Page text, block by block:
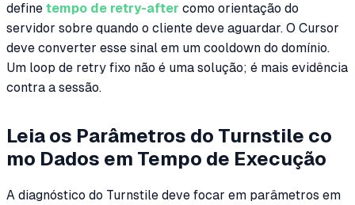
define tempo de retry-after como orientação do
servidor sobre quando o cliente deve aguardar. O Cursor
deve converter esse sinal em um cooldown do domínio.
Um loop de retry fixo não é uma solução; é mais evidência
contra a sessão.
Leia os Parâmetros do Turnstile co
mo Dados em Tempo de Execução
A diagnóstico do Turnstile deve focar em parâmetros em